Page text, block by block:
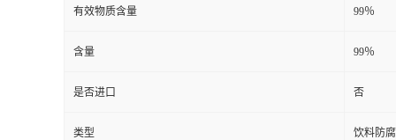
有效物质含量 99％
含量 99％
是否进口 否
类型 饮料防